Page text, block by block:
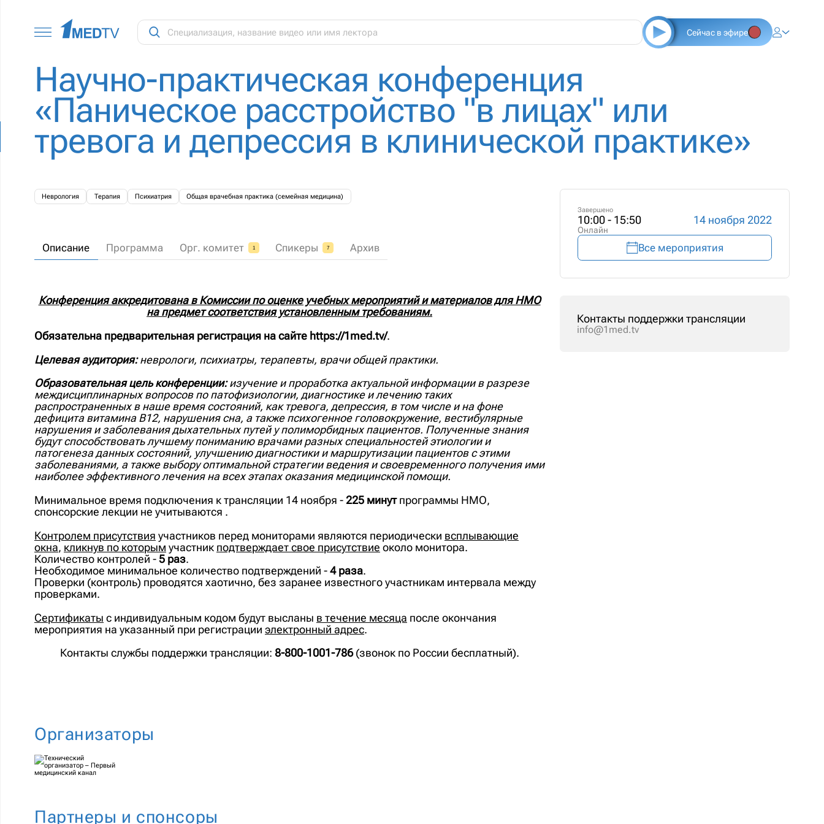
Сейчас в эфире
Научно-практическая конференция
«Паническое расстройство "в лицах" или
тревога и депрессия в клинической практике»
Неврология Терапия Психиатрия Общая врачебная практика (семейная медицина)
Описание Программа Орг. комитет 1 Спикеры 7 Архив
Конференция аккредитована в Комиссии по оценке учебных мероприятий и материалов для НМО
на предмет соответствия установленным требованиям.
Обязательна предварительная регистрация на сайте https://1med.tv/.
Целевая аудитория:неврологи, психиатры, терапевты, врачи общей практики.
Образовательная цель конференции:изучение и проработка актуальной информации в разрезе
междисциплинарных вопросов по патофизиологии, диагностике и лечению таких
распространенных в наше время состояний, как тревога, депрессия, в том числе и на фоне
дефицита витамина В12, нарушения сна, а также психогенное головокружение, вестибулярные
нарушения и заболевания дыхательных путей у полиморбидных пациентов. Полученные знания
будут способствовать лучшему пониманию врачами разных специальностей этиологии и
патогенеза данных состояний, улучшению диагностики и маршрутизации пациентов с этими
заболеваниями, а также выбору оптимальной стратегии ведения и своевременного получения ими
наиболее эффективного лечения на всех этапах оказания медицинской помощи.
Минимальное время подключения к трансляции 14 ноября - 225 минутпрограммы НМО,
спонсорские лекции не учитываются .
Контролем присутствия участников перед мониторами являются периодически всплывающие
окна, кликнув по которым участник подтверждает свое присутствие около монитора.
Количество контролей -5 раз.
Необходимое минимальное количество подтверждений -4 раза.
Проверки (контроль) проводятся хаотично, без заранее известного участникам интервала между
проверками.
Сертификаты с индивидуальным кодом будут высланы в течение месяца после окончания
мероприятия на указанный при регистрации электронный адрес.
Контакты службы поддержки трансляции: 8-800-1001-786(звонок по России бесплатный).
Организаторы
Партнеры и спонсоры
Завершено
10:00 - 15:50 14 ноября 2022
Онлайн
Все мероприятия
Контакты поддержки трансляции
info@1med.tv